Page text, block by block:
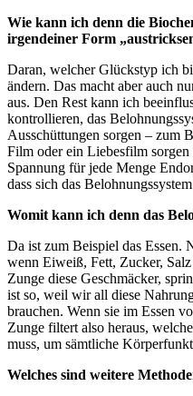
Wie kann ich denn die
irgendeiner Form
Daran, welcher Glückstyp ich
ändern. Das macht aber auch
aus. Den Rest kann ich
kontrollieren, das
Ausschüttungen sorgen – zum
Film oder ein Liebesfilm
Spannung für jede Menge
dass sich das
Womit kann ich denn das
Da ist zum Beispiel das Essen.
wenn Eiweiß, Fett, Zucker,
Zunge diese Geschmäcker,
ist so, weil wir all diese
brauchen. Wenn sie im Essen
Zunge filtert also heraus,
muss, um sämtliche
Welches sind weitere